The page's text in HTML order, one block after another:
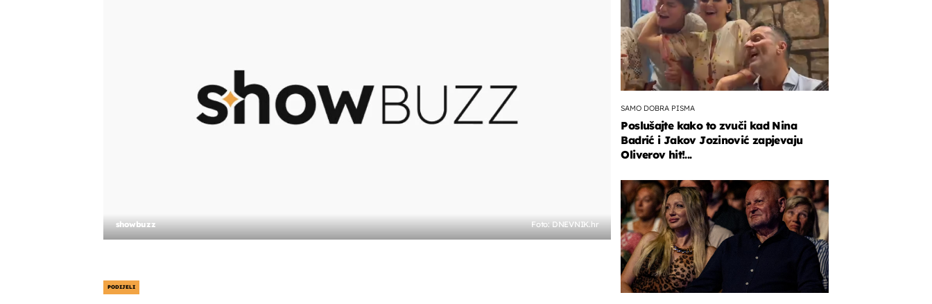
showbuzz Foto: DNEVNIK.hr
PODIJELI
SAMO DOBRA PISMA
Poslušajte kako to zvuči kad Nina
Badrić i Jakov Jozinović zapjevaju
Oliverov hit!...